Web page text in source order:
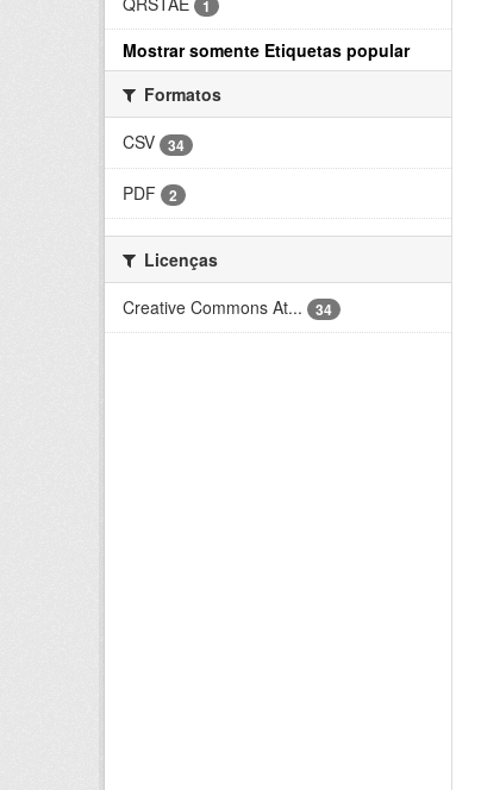
1
Mostrar somente Etiquetas popular
Formatos
CSV
34
PDF 2
Licenças
Creative Commons At...
34